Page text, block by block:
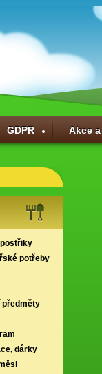
GDPR Akce
potřeby
předměty
dárky